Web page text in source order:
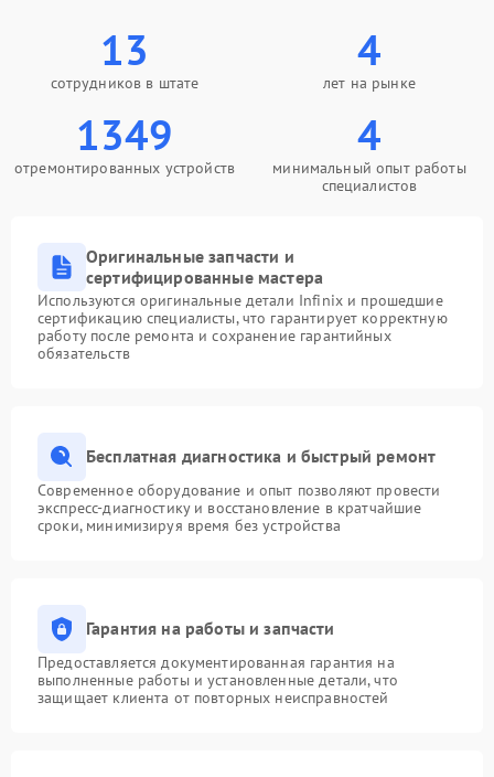
13
сотрудников в штате
4
лет на рынке
1349
отремонтированных устройств
4
минимальный опыт работы
специалистов
Оригинальные запчасти и
сертифицированные мастера
Используются оригинальные детали Infinix и прошедшие
сертификацию специалисты, что гарантирует корректную
работу после ремонта и сохранение гарантийных
обязательств
Бесплатная диагностика и быстрый ремонт
Современное оборудование и опыт позволяют провести
экспресс-диагностику и восстановление в кратчайшие
сроки, минимизируя время без устройства
Гарантия на работы и запчасти
Предоставляется документированная гарантия на
выполненные работы и установленные детали, что
защищает клиента от повторных неисправностей